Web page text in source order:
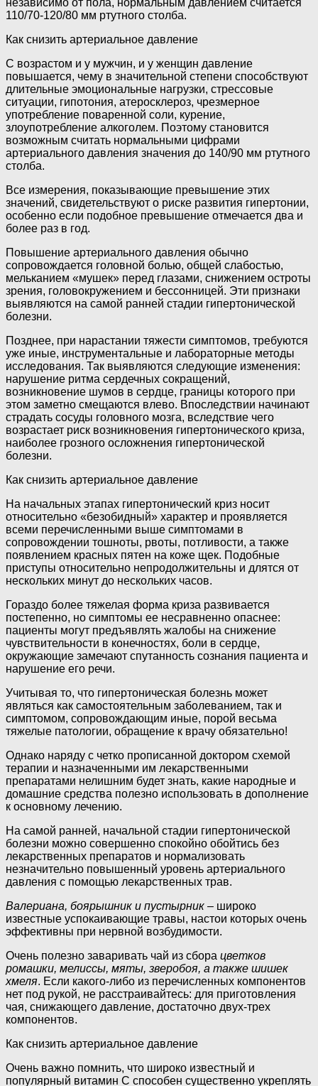
110/70-120/80 мм ртутного столба.
Как снизить артериальное давление
С возрастом и у мужчин, и у женщин давление
повышается, чему в значительной степени способствуют
длительные эмоциональные нагрузки, стрессовые
ситуации, гипотония, атеросклероз, чрезмерное
употребление поваренной соли, курение,
злоупотребление алкоголем. Поэтому становится
возможным считать нормальными цифрами
артериального давления значения до 140/90 мм ртутного
столба.
Все измерения, показывающие превышение этих
значений, свидетельствуют о риске развития гипертонии,
особенно если подобное превышение отмечается два и
более раз в год.
Повышение артериального давления обычно
сопровождается головной болью, общей слабостью,
мельканием «мушек» перед глазами, снижением остроты
зрения, головокружением и бессонницей. Эти признаки
выявляются на самой ранней стадии гипертонической
болезни.
Позднее, при нарастании тяжести симптомов, требуются
уже иные, инструментальные и лабораторные методы
исследования. Так выявляются следующие изменения:
нарушение ритма сердечных сокращений,
возникновение шумов в сердце, границы которого при
этом заметно смещаются влево. Впоследствии начинают
страдать сосуды головного мозга, вследствие чего
возрастает риск возникновения гипертонического криза,
наиболее грозного осложнения гипертонической
болезни.
Как снизить артериальное давление
На начальных этапах гипертонический криз носит
относительно «безобидный» характер и проявляется
всеми перечисленными выше симптомами в
сопровождении тошноты, рвоты, потливости, а также
появлением красных пятен на коже щек. Подобные
приступы относительно непродолжительны и длятся от
нескольких минут до нескольких часов.
Гораздо более тяжелая форма криза развивается
постепенно, но симптомы ее несравненно опаснее:
пациенты могут предъявлять жалобы на снижение
чувствительности в конечностях, боли в сердце,
окружающие замечают спутанность сознания пациента и
нарушение его речи.
Учитывая то, что гипертоническая болезнь может
являться как самостоятельным заболеванием, так и
симптомом, сопровождающим иные, порой весьма
тяжелые патологии, обращение к врачу обязательно!
Однако наряду с четко прописанной доктором схемой
терапии и назначенными им лекарственными
препаратами нелишним будет знать, какие народные и
домашние средства полезно использовать в дополнение
к основному лечению.
На самой ранней, начальной стадии гипертонической
болезни можно совершенно спокойно обойтись без
лекарственных препаратов и нормализовать
незначительно повышенный уровень артериального
давления с помощью лекарственных трав.
Валериана, боярышник и пустырник – широко
известные успокаивающие травы, настои которых очень
эффективны при нервной возбудимости.
Очень полезно заваривать чай из сбора цветков
ромашки, мелиссы, мяты, зверобоя, а также шишек
хмеля. Если какого-либо из перечисленных компонентов
нет под рукой, не расстраивайтесь: для приготовления
чая, снижающего давление, достаточно двух-трех
компонентов.
Как снизить артериальное давление
Очень важно помнить, что широко известный и
популярный витамин С способен существенно укреплять